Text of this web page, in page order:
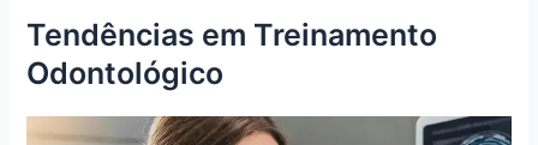
Tendências em Treinamento
Odontológico